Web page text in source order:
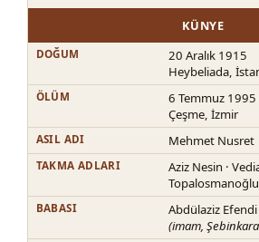
KÜNYE
DOĞUM
20 Aralık 1915
Heybeliada,
ÖLÜM
6 Temmuz 1995
Çeşme, İzmir
ASIL ADI Mehmet Nusret
TAKMA ADLARI
Aziz Nesin ·
Topalosmanoğlu
BABASI
Abdülaziz Efendi
(imam,